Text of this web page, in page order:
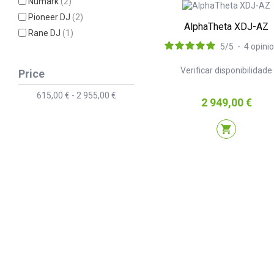
Pioneer DJ(2)
Rane DJ(1)
Price
615,00 € - 2 955,00 €
AlphaTheta XDJ-AZ
Verificar disponibilidade
5/5 - 4
Preço
2 949,00 €
shopping_cart